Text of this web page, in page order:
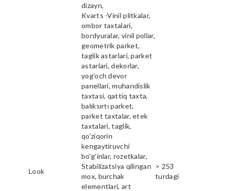
dizayn,
Look
Kvarts -Vinil plitkalar,
ombor taxtalari,
bordyuralar, vinil pollar,
geometrik parket,
taglik astarlari, parket
astarlari, dekorlar,
yog'och devor
panellari, muhandislik
taxtasi, qattiq taxta,
balıksırtı parket,
parket taxtalar, etek
taxtalari, taglik,
qo'ziqorin
kengaytiruvchi
bo'g'inlar, rozetkalar,
Stabilizatsiya qilingan
mox, burchak
elementlari, art
> 253
turdagi